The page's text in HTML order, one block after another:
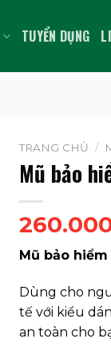
TUYỂN DỤNG
TRANG CHỦ /
Mũ bảo
Mũ bảo hiểm
Dùng cho
tế với kiểu
an toàn cho